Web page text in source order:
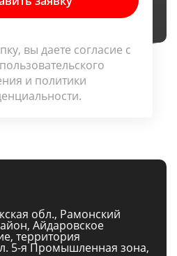
вы даете согласие c
пользовательского
и политики
.
обл., Рамонский
Айдаровское
территория
5-я Промышленная зона,